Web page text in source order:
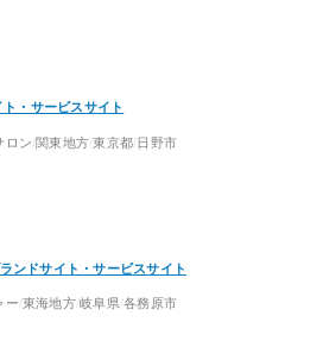
・サービスサイト
ロン 関東地方 東京都 日野市
ンドサイト・サービスサイト
ー 東海地方 岐阜県 各務原市